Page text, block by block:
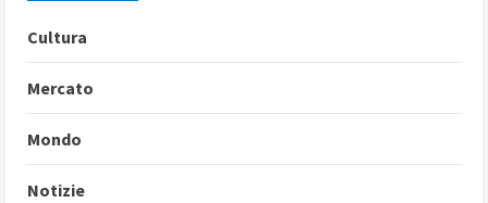
Cultura
Mercato
Mondo
Notizie